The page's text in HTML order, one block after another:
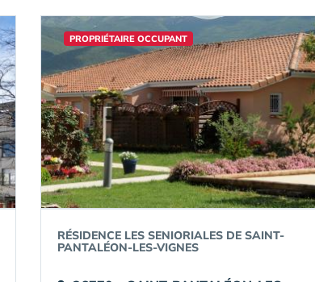
PROPRIÉTAIRE OCCUPANT
RÉSIDENCE LES SENIORIALES DE SAINT-
PANTALÉON-LES-VIGNES